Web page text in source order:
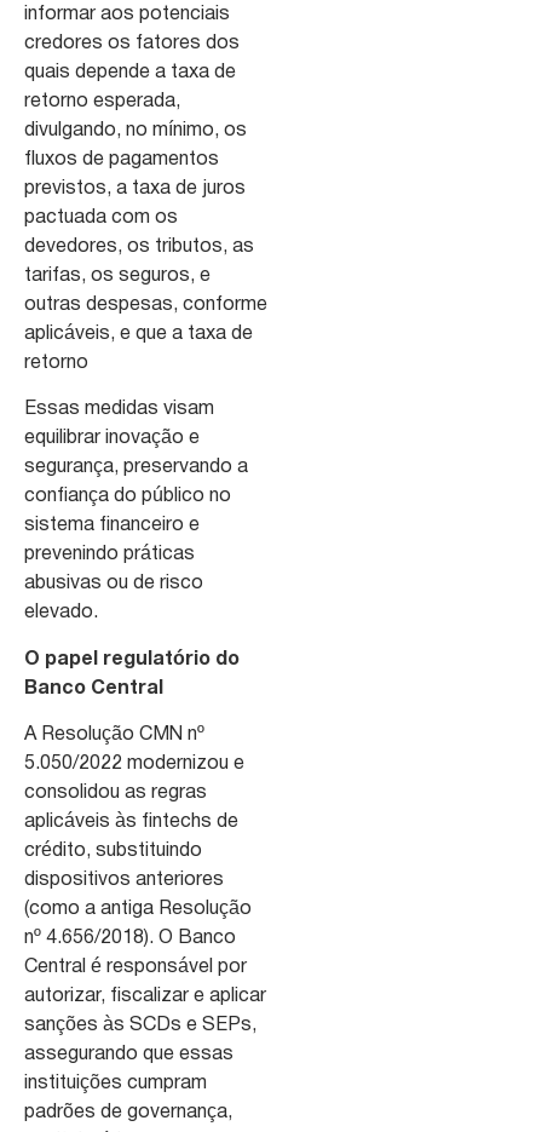
informar aos potenciais
credores os fatores dos
quais depende a taxa de
retorno esperada,
divulgando, no mínimo, os
fluxos de pagamentos
previstos, a taxa de juros
pactuada com os
devedores, os tributos, as
tarifas, os seguros, e
outras despesas, conforme
aplicáveis, e que a taxa de
retorno
Essas medidas visam
equilibrar inovação e
segurança, preservando a
confiança do público no
sistema financeiro e
prevenindo práticas
abusivas ou de risco
elevado.
O papel regulatório do
Banco Central
A Resolução CMN nº
5.050/2022 modernizou e
consolidou as regras
aplicáveis às fintechs de
crédito, substituindo
dispositivos anteriores
(como a antiga Resolução
nº 4.656/2018). O Banco
Central é responsável por
autorizar, fiscalizar e aplicar
sanções às SCDs e SEPs,
assegurando que essas
instituições cumpram
padrões de governança,